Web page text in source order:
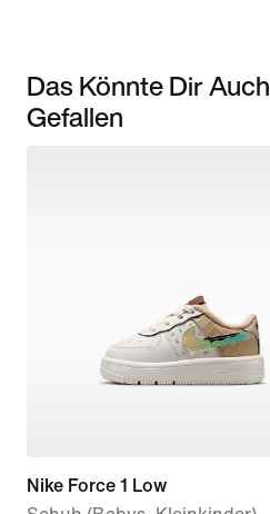
Das Könnte Dir Auch
Gefallen
Nike Force 1 Low